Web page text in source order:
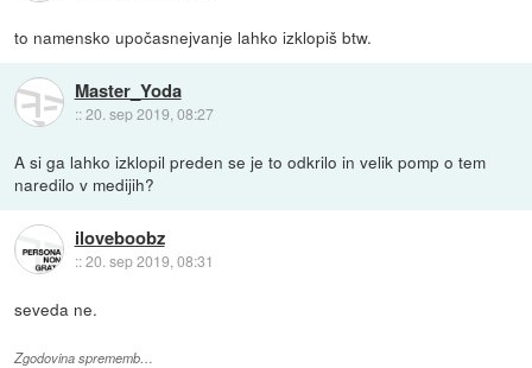
to namensko upočasnejvanje lahko izklopiš btw.
Master_Yoda
::20. sep 2019, 08:27
A si ga lahko izklopil preden se je to odkrilo in velik pomp o tem
naredilo v medijih?
iloveboobz
::20. sep 2019, 08:31
seveda ne.
Zgodovina sprememb…